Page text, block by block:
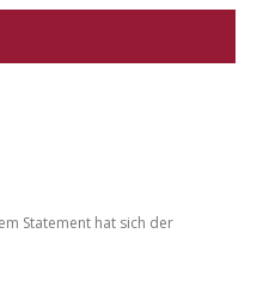
Statement hat sich der